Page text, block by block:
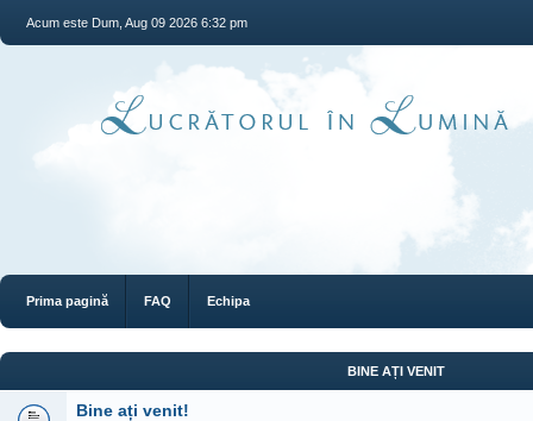
Acum este Dum, Aug 09 2026 6:32 pm
Prima pagină FAQ Echipa
BINE AȚI VENIT
Bine ați venit!